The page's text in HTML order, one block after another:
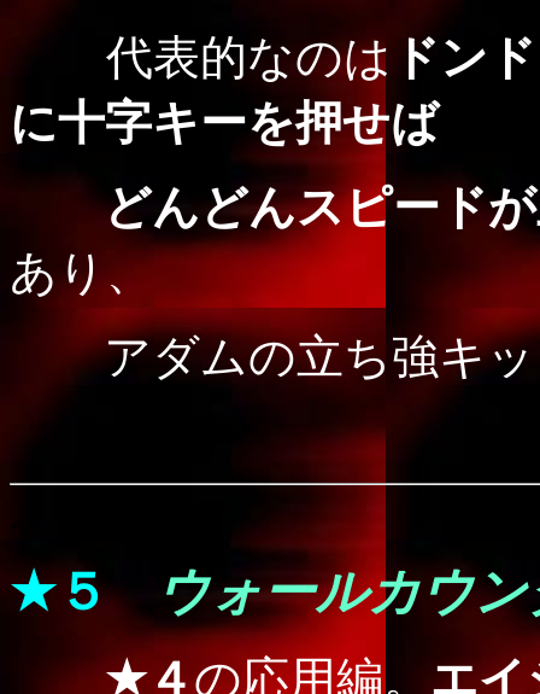
代表的なのは ドン
に十字キーを押せば
どんどんスピードが
あり、
アダムの立ち強キッ
★５ ウォールカウ
★４の応用編。 エイ